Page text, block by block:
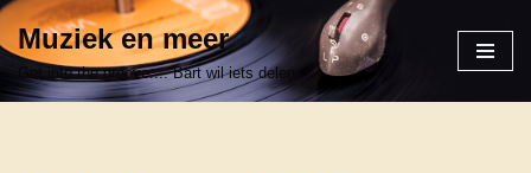
Ga
naar
Muziek en meer
Get into the groove.... Bart wil iets delen